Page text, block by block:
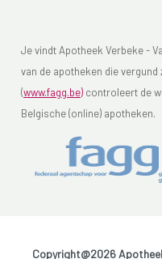
Je vindt Apotheek Verbeke -
van de apotheken die vergund
(www.fagg.be) controleert de
Belgische (online) apotheken.
Copyright@2026